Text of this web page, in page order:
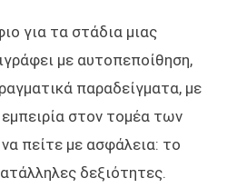
για τα στάδια μιας
με αυτοπεποίθηση,
παραδείγματα, με
στον τομέα των
πείτε με ασφάλεια: το
δεξιότητες.